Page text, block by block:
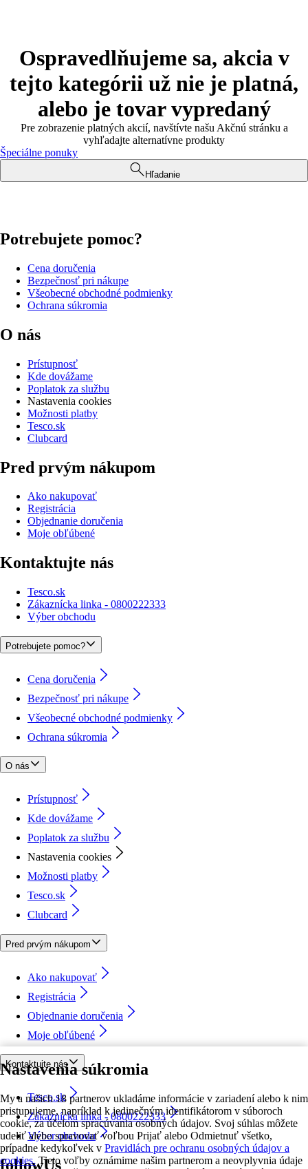
Nastavenia súkromia
My a našich 18 partnerov ukladáme informácie v zariadení alebo k nim
pristupujeme, napríklad k jedinečným identifikátorom v súboroch
cookie, za účelom spracúvania osobných údajov. Svoj súhlas môžete
udeliť alebo spravovať voľbou Prijať alebo Odmietnuť všetko,
prípadne kedykoľvek v Pravidlách pre ochranu osobných údajov a
cookies. Tieto voľby oznámime našim partnerom a neovplyvnia údaje
Ospravedlňujeme sa, akcia v
tejto kategórii už nie je platná,
alebo je tovar vypredaný
Pre zobrazenie platných akcií, navštívte našu Akčnú stránku a
vyhľadajte alternatívne produkty
Špeciálne ponuky
Hľadanie
Potrebujete pomoc?
Cena doručenia
Bezpečnosť pri nákupe
Všeobecné obchodné podmienky
Ochrana súkromia
O nás
Prístupnosť
Kde dovážame
Poplatok za službu
Nastavenia cookies
Možnosti platby
Tesco.sk
Clubcard
Pred prvým nákupom
Ako nakupovať
Registrácia
Objednanie doručenia
Moje obľúbené
Kontaktujte nás
Tesco.sk
Zákaznícka linka - 0800222333
Výber obchodu
Potrebujete pomoc?
Cena doručenia
Bezpečnosť pri nákupe
Všeobecné obchodné podmienky
Ochrana súkromia
O nás
Prístupnosť
Kde dovážame
Poplatok za službu
Nastavenia cookies
Možnosti platby
Tesco.sk
Clubcard
Pred prvým nákupom
Ako nakupovať
Registrácia
Objednanie doručenia
Moje obľúbené
Kontaktujte nás
Tesco.sk
Zákaznícka linka - 0800222333
Výber obchodu
followUs